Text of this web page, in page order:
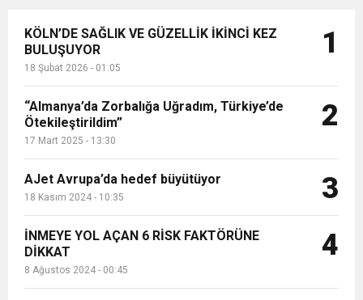
KÖLN’DE SAĞLIK VE GÜZELLİK İKİNCİ KEZ
BULUŞUYOR
18 Şubat 2026 - 01:05
1
“Almanya’da Zorbalığa Uğradım, Türkiye’de
Ötekileştirildim”
17 Mart 2025 - 13:30
2
AJet Avrupa’da hedef büyütüyor
18 Kasım 2024 - 10:35 3
İNMEYE YOL AÇAN 6 RİSK FAKTÖRÜNE
DİKKAT
8 Ağustos 2024 - 00:45
4